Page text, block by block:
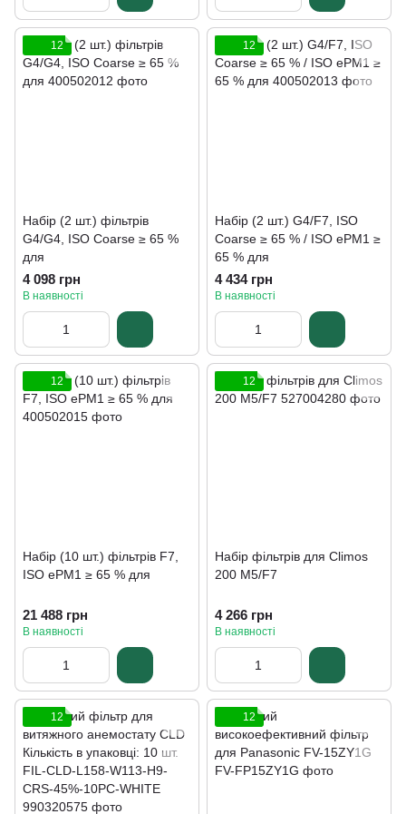
12
Набір (2 шт.) фільтрів
G4/G4, ISO Coarse ≥ 65 %
для
4 098 грн
В наявності
12
Набір (2 шт.) G4/F7, ISO
Coarse ≥ 65 % / ISO ePM1 ≥
65 % для
4 434 грн
В наявності
12
Набір (10 шт.) фільтрів F7,
ISO ePM1 ≥ 65 % для
21 488 грн
В наявності
12
Набір фільтрів для Climos
200 M5/F7
4 266 грн
В наявності
12 12